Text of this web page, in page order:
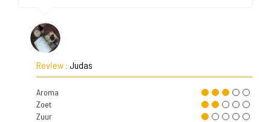
Review : Judas
Aroma
Zoet
Zuur